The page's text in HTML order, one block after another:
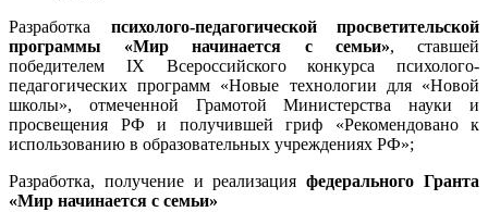
Разработка психолого-педагогической просветительской
программы «Мир начинается с семьи», ставшей
победителем IX Всероссийского конкурса психолого-
педагогических программ «Новые технологии для «Новой
школы», отмеченной Грамотой Министерства науки и
просвещения РФ и получившей гриф «Рекомендовано к
использованию в образовательных учреждениях РФ»;
Разработка, получение и реализацияфедерального Гранта
«Мир начинается с семьи»